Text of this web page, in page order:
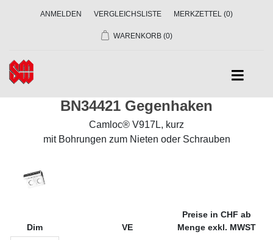
ANMELDEN VERGLEICHSLISTE MERKZETTEL (0)
WARENKORB (0)
BN34421 Gegenhaken
Camloc® V917L, kurz
mit Bohrungen zum Nieten oder Schrauben
Dim VE
Preise in CHF ab
Menge exkl. MWST